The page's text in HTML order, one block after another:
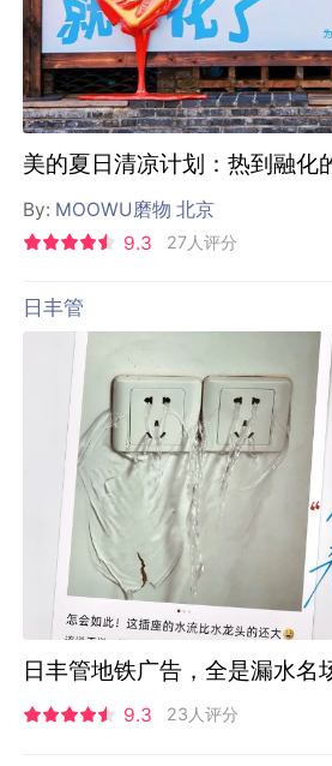
美的夏日清凉计划：热到融化
By: MOOWU磨物 北京
9.3
27人评分
日丰管
日丰管地铁广告，全是漏水名
9.3 23人评分